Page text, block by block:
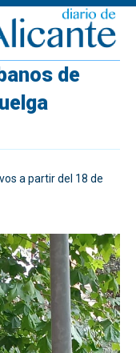
de
a partir del 18 de